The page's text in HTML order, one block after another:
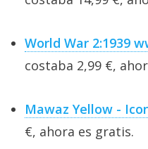
World War 2:1939
costaba 2,99 €,
Mawaz Yellow -
€, ahora es gratis.